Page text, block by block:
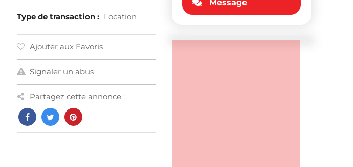
Type de transaction : Location
Ajouter aux Favoris
Signaler un abus
Partagez cette annonce :
Message